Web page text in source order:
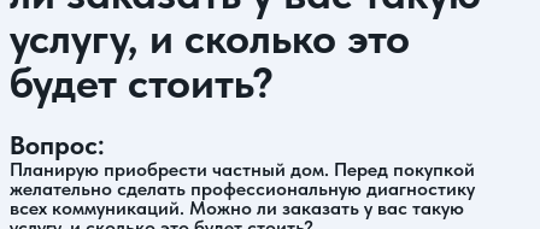
услугу, и сколько это
будет стоить?
Вопрос:
Планирую приобрести частный дом. Перед покупкой
желательно сделать профессиональную диагностику
всех коммуникаций. Можно ли заказать у вас такую